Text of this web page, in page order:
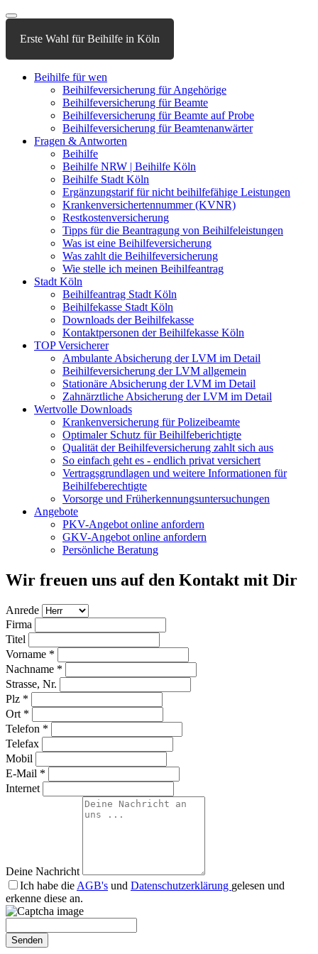
Erste Wahl für Beihilfe in Köln
Beihilfe für wen
Beihilfeversicherung für Angehörige
Beihilfeversicherung für Beamte
Beihilfeversicherung für Beamte auf Probe
Beihilfeversicherung für Beamtenanwärter
Fragen & Antworten
Beihilfe
Beihilfe NRW | Beihilfe Köln
Beihilfe Stadt Köln
Ergänzungstarif für nicht beihilfefähige Leistungen
Krankenversichertennummer (KVNR)
Restkostenversicherung
Tipps für die Beantragung von Beihilfeleistungen
Was ist eine Beihilfeversicherung
Was zahlt die Beihilfeversicherung
Wie stelle ich meinen Beihilfeantrag
Stadt Köln
Beihilfeantrag Stadt Köln
Beihilfekasse Stadt Köln
Downloads der Beihilfekasse
Kontaktpersonen der Beihilfekasse Köln
TOP Versicherer
Ambulante Absicherung der LVM im Detail
Beihilfeversicherung der LVM allgemein
Stationäre Absicherung der LVM im Detail
Zahnärztliche Absicherung der LVM im Detail
Wertvolle Downloads
Krankenversicherung für Polizeibeamte
Optimaler Schutz für Beihilfeberichtigte
Qualität der Beihilfeversicherung zahlt sich aus
So einfach geht es - endlich privat versichert
Vertragsgrundlagen und weitere Informationen für
Beihilfeberechtigte
Vorsorge und Früherkennungsuntersuchungen
Angebote
PKV-Angebot online anfordern
GKV-Angebot online anfordern
Persönliche Beratung
Wir freuen uns auf den Kontakt mit Dir
Anrede
Firma
Titel
Vorname *
Nachname *
Strasse, Nr.
Plz *
Ort *
Telefon *
Telefax
Mobil
E-Mail *
Internet
Deine Nachricht
Ich habe die AGB's und Datenschutzerklärung gelesen und
erkenne diese an.
Senden